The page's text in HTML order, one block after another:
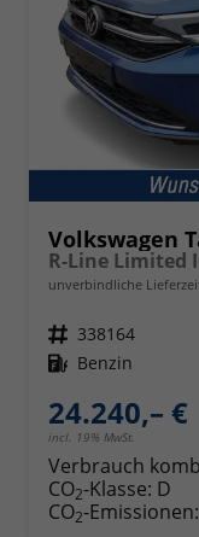
Volkswagen
unverbindliche
Fahrzeugnr. 338164
Kraftstoff Benzin
24.240,– €
incl. 19% MwSt.
Verbrauch
CO2-Klasse: D
CO2-Emissionen: